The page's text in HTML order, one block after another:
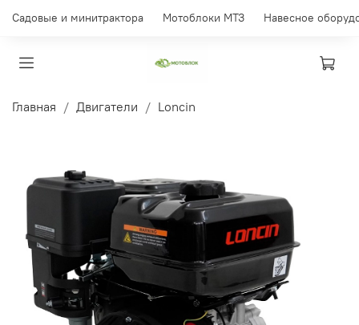
Садовые и минитрактора Мотоблоки МТЗ Навесное
Главная Двигатели Loncin